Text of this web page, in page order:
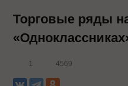
Торговые ряды
1 4569